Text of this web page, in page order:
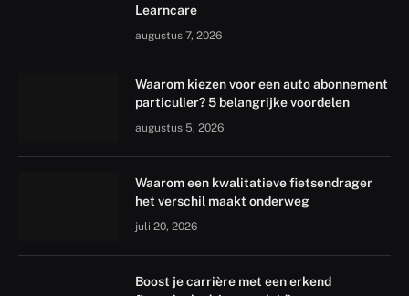
Learncare
augustus 7, 2026
Waarom kiezen voor een auto abonnement
particulier? 5 belangrijke voordelen
augustus 5, 2026
Waarom een kwalitatieve fietsendrager
het verschil maakt onderweg
juli 20, 2026
Boost je carrière met een erkend